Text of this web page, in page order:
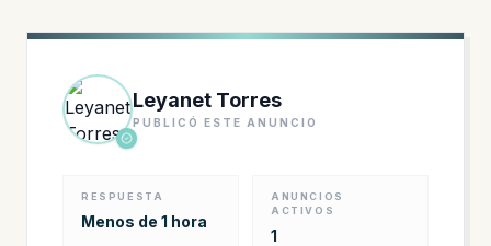
Leyanet Torres
PUBLICÓ ESTE ANUNCIO
RESPUESTA
Menos de 1 hora
ANUNCIOS
ACTIVOS
1